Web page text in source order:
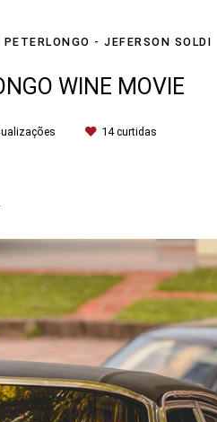
PETERLONGO - JEFERSON SOLDI
WINE MOVIE
14curtidas